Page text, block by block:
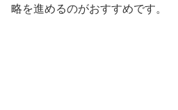
略を進めるのがおすすめです。